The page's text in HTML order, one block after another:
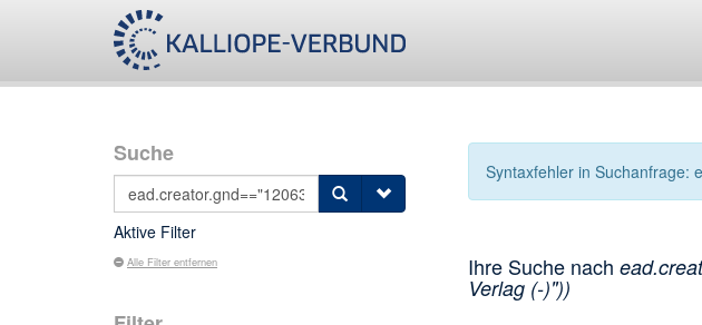
Suche
Aktive Filter
Alle Filter entfernen
Syntaxfehler in Suchanfrage:
Ihre Suche nach
Verlag (-)"))